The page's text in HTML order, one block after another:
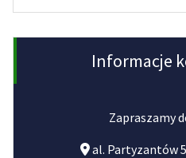
Informacje
Zapraszamy
al. Partyzantów